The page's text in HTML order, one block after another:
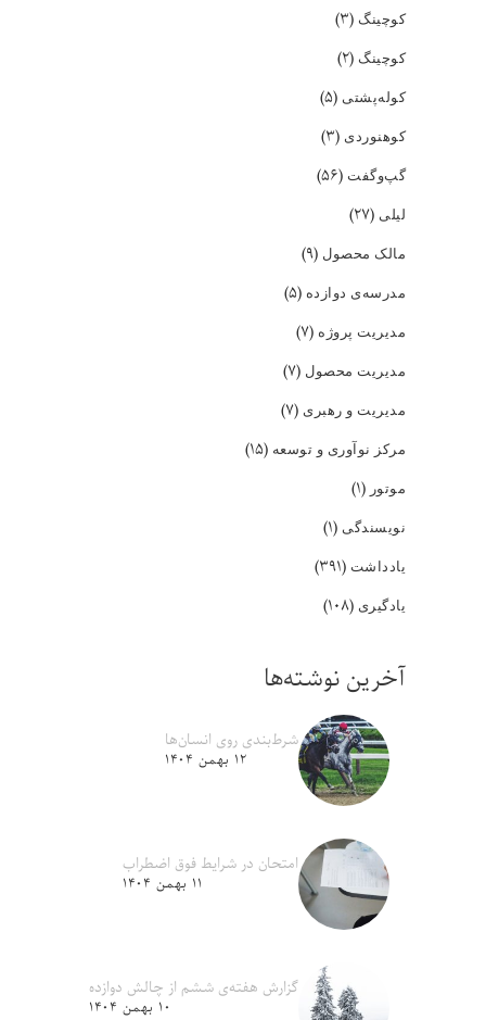
کوچینگ (۳)
کوچینگ (۲)
کوله‌پشتی (۵)
کوهنوردی (۳)
گپ‌و‌گفت (۵۶)
لیلی (۲۷)
مالک محصول (۹)
مدرسه‌ی دوازده (۵)
مدیریت پروژه (۷)
مدیریت محصول (۷)
مدیریت و رهبری (۷)
مرکز نوآوری و توسعه (۱۵)
موتور (۱)
نویسندگی (۱)
یادداشت (۳۹۱)
یادگیری (۱۰۸)
آخرین نوشته‌ها
شرط‌بندی روی انسان‌ها
۱۲ بهمن ۱۴۰۴
امتحان در شرایط فوق اضطراب
۱۱ بهمن ۱۴۰۴
گزارش هفته‌ی ششم از چالش دوازده
۱۰ بهمن ۱۴۰۴